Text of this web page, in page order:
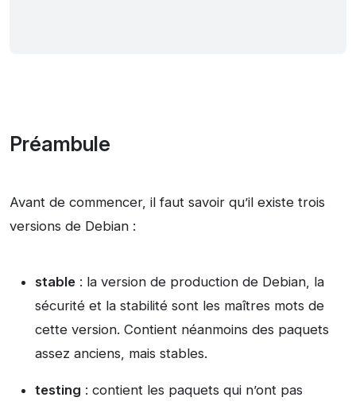
Préambule
Avant de commencer, il faut savoir qu’il existe trois
versions de Debian :
stable : la version de production de Debian, la
sécurité et la stabilité sont les maîtres mots de
cette version. Contient néanmoins des paquets
assez anciens, mais stables.
testing : contient les paquets qui n’ont pas